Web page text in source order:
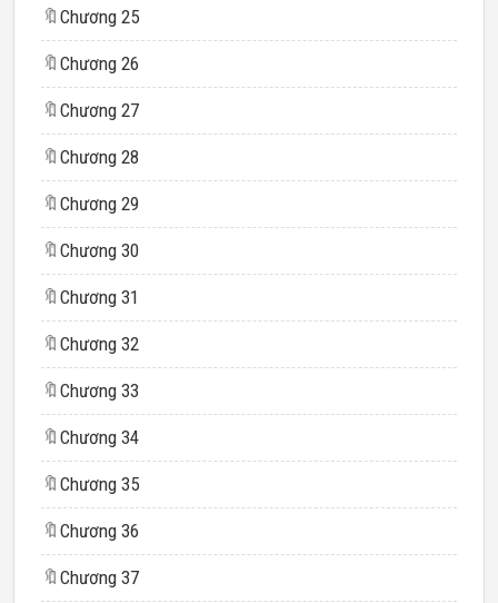
🔖 Chương 25
🔖 Chương 26
🔖 Chương 27
🔖 Chương 28
🔖 Chương 29
🔖 Chương 30
🔖 Chương 31
🔖 Chương 32
🔖 Chương 33
🔖 Chương 34
🔖 Chương 35
🔖 Chương 36
🔖 Chương 37